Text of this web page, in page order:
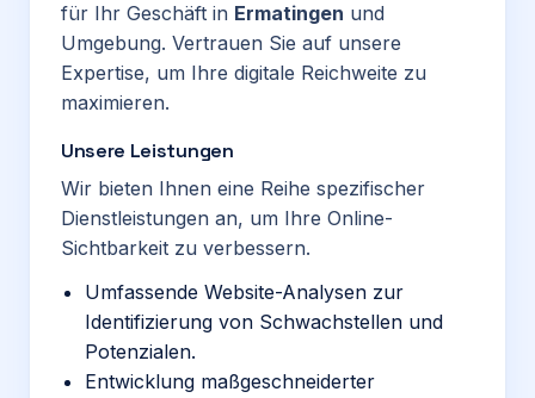
für Ihr Geschäft in Ermatingen und
Umgebung. Vertrauen Sie auf unsere
Expertise, um Ihre digitale Reichweite zu
maximieren.
Unsere Leistungen
Wir bieten Ihnen eine Reihe spezifischer
Dienstleistungen an, um Ihre Online-
Sichtbarkeit zu verbessern.
Umfassende Website-Analysen zur
Identifizierung von Schwachstellen und
Potenzialen.
Entwicklung maßgeschneiderter